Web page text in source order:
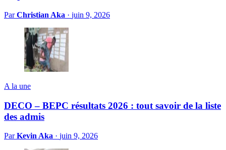
ParChristian Aka · juin 9, 2026
A la une
DECO – BEPC résultats 2026 : tout savoir de la liste
des admis
ParKevin Aka · juin 9, 2026